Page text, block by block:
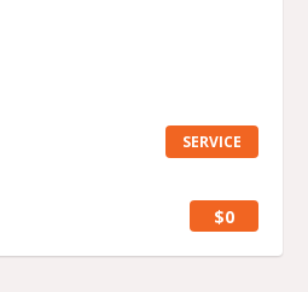
SERVICE
$0